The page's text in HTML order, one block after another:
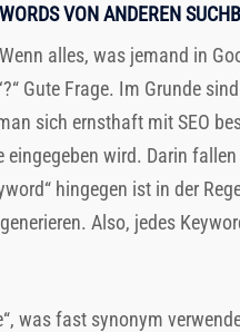
VON ANDEREN
alles, was jemand in
Gute Frage. Im Grunde
sich ernsthaft mit SEO
wird. Darin
hingegen ist in der
Also, jedes
was fast synonym